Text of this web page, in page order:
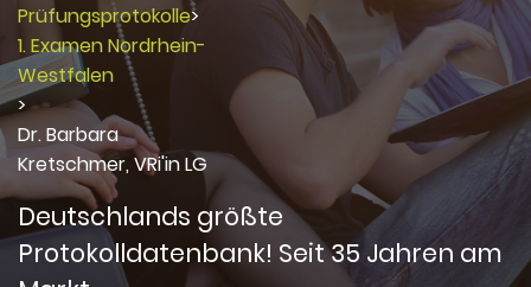
Prüfungsprotokolle>
1. Examen Nordrhein-
Westfalen
>
Dr. Barbara
Kretschmer, VRi'in LG
Deutschlands größte
Protokolldatenbank! Seit 35 Jahren am